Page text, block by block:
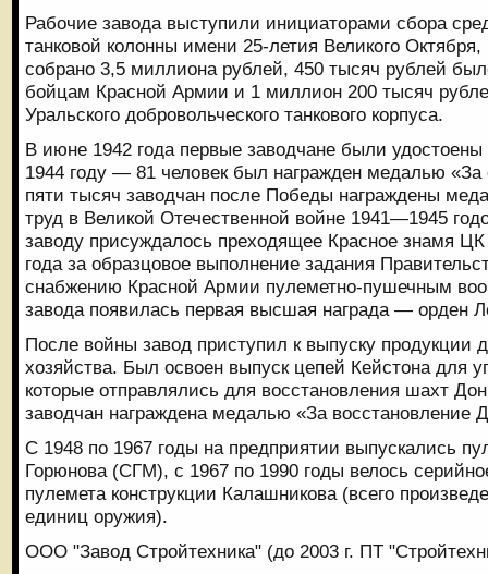
Рабочие завода выступили инициаторами сбора
танковой колонны имени 25-летия Великого
собрано 3,5 миллиона рублей, 450 тысяч рублей
бойцам Красной Армии и 1 миллион 200 тысяч
Уральского добровольческого танкового корпуса.
В июне 1942 года первые заводчане были
1944 году — 81 человек был награжден медалью
пяти тысяч заводчан после Победы награждены
труд в Великой Отечественной войне 1941—1945
заводу присуждалось преходящее Красное знамя
года за образцовое выполнение задания
снабжению Красной Армии пулеметно-пушечным
завода появилась первая высшая награда — орден
После войны завод приступил к выпуску продукции
хозяйства. Был освоен выпуск цепей Кейстона для
которые отправлялись для восстановления шахт
заводчан награждена медалью «За восстановление
С 1948 по 1967 годы на предприятии выпускались
Горюнова (СГМ), с 1967 по 1990 годы велось
пулемета конструкции Калашникова (всего
единиц оружия).
ООО "Завод Стройтехника" (до 2003 г. ПТ